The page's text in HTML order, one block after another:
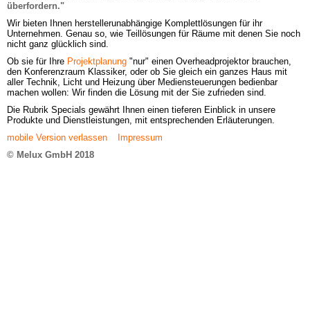
überfordern."
Wir bieten Ihnen herstellerunabhängige Komplettlösungen für ihr
Unternehmen. Genau so, wie Teillösungen für Räume mit denen Sie noch
nicht ganz glücklich sind.
Ob sie für Ihre Projektplanung "nur" einen Overheadprojektor brauchen,
den Konferenzraum Klassiker, oder ob Sie gleich ein ganzes Haus mit
aller Technik, Licht und Heizung über Mediensteuerungen bedienbar
machen wollen: Wir finden die Lösung mit der Sie zufrieden sind.
Die Rubrik Specials gewährt Ihnen einen tieferen Einblick in unsere
Produkte und Dienstleistungen, mit entsprechenden Erläuterungen.
mobile Version verlassen
Impressum
© Melux GmbH 2018